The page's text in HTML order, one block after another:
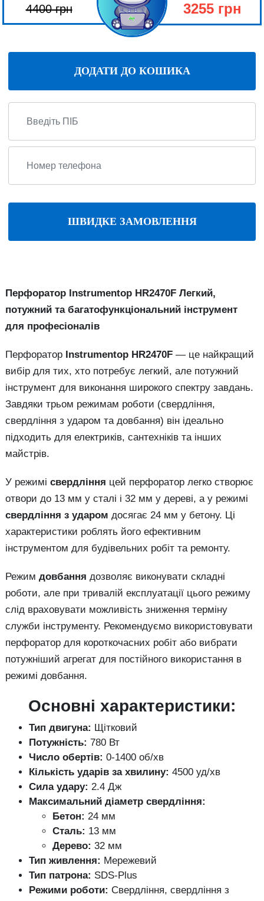
4400грн 3255 грн
ДОДАТИ ДО КОШИКА
ШВИДКЕ ЗАМОВЛЕННЯ
Перфоратор Instrumentop HR2470F Легкий,
потужний та багатофункціональний інструмент
для професіоналів
Перфоратор Instrumentop HR2470F — це найкращий
вибір для тих, хто потребує легкий, але потужний
інструмент для виконання широкого спектру завдань.
Завдяки трьом режимам роботи (свердління,
свердління з ударом та довбання) він ідеально
підходить для електриків, сантехніків та інших
майстрів.
У режимі свердління цей перфоратор легко створює
отвори до 13 мм у сталі і 32 мм у дереві, а у режимі
свердління з ударом досягає 24 мм у бетону. Ці
характеристики роблять його ефективним
інструментом для будівельних робіт та ремонту.
Режим довбання дозволяє виконувати складні
роботи, але при тривалій експлуатації цього режиму
слід враховувати можливість зниження терміну
служби інструменту. Рекомендуємо використовувати
перфоратор для короткочасних робіт або вибрати
потужніший агрегат для постійного використання в
режимі довбання.
Основні характеристики:
Тип двигуна: Щітковий
Потужність: 780 Вт
Число обертів: 0-1400 об/хв
Кількість ударів за хвилину: 4500 уд/хв
Сила удару: 2.4 Дж
Максимальний діаметр свердління:
Бетон: 24 мм
Сталь: 13 мм
Дерево: 32 мм
Тип живлення: Мережевий
Тип патрона: SDS-Plus
Режими роботи: Свердління, свердління з